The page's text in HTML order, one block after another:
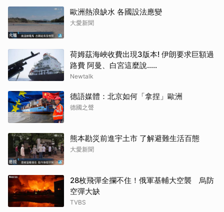
歐洲熱浪缺水 各國設法應變
大愛新聞
荷姆茲海峽收費出現3版本! 伊朗要求巨額過
路費 阿曼、白宮這麼說.....
Newtalk
德語媒體：北京如何「拿捏」歐洲
德國之聲
熊本勘災前進宇土市 了解避難生活百態
大愛新聞
28枚飛彈全攔不住！俄軍基輔大空襲 烏防
空彈大缺
TVBS